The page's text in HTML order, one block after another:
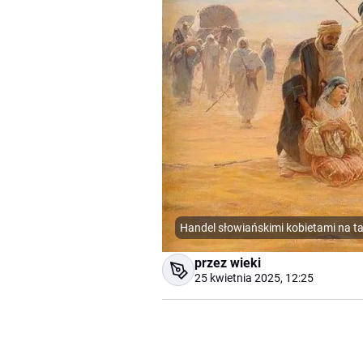
Handel słowiańskimi kobietami na
przez wieki
25 kwietnia 2025, 12:25